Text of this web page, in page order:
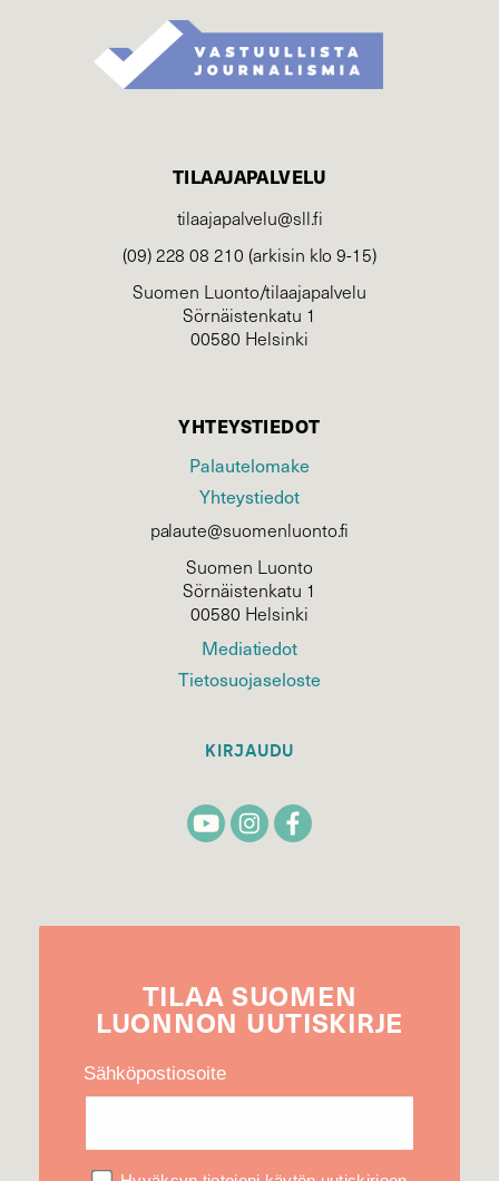
TILAAJAPALVELU
tilaajapalvelu@sll.fi
(09) 228 08 210 (arkisin klo 9-15)
Suomen Luonto/tilaajapalvelu
Sörnäistenkatu 1
00580 Helsinki
YHTEYSTIEDOT
Palautelomake
Yhteystiedot
palaute@suomenluonto.fi
Suomen Luonto
Sörnäistenkatu 1
00580 Helsinki
Mediatiedot
Tietosuojaseloste
KIRJAUDU
TILAA SUOMEN
LUONNON UUTIS­KIRJE
Sähköpostiosoite